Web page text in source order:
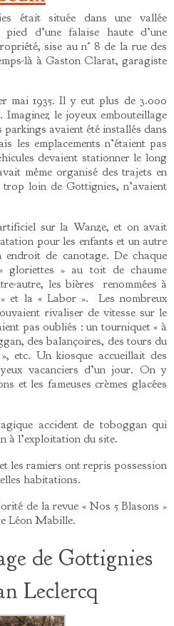
était située dans une vallée
pied d’une falaise haute d’une
sise au n° 8 de la rue des
là à Gaston Clarat, garagiste
mai 1935. Il y eut plus de 3.000
Imaginez le joyeux embouteillage
avaient été installés dans
les emplacements n’étaient pas
devaient stationner le long
même organisé des trajets en
loin de Gottignies, n’avaient
sur la Wanze, et on avait
pour les enfants et un autre
de canotage. De chaque
gloriettes » au toit de chaume
autre, les bières renommées à
et la « Labor ». Les nombreux
rivaliser de vitesse sur le
pas oubliés : un tourniquet « à
des balançoires, des tours du
etc. Un kiosque accueillait des
vacanciers d’un jour. On y
et les fameuses crèmes glacées
accident de toboggan qui
à l’exploitation du site.
les ramiers ont repris possession
habitations.
de la revue « Nos 5 Blasons »
Léon Mabille.
de Gottignies
Leclercq